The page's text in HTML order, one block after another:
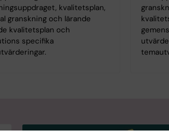
kvalitetsplan,
granskning och lärande
kvalitetsplan och
specifika